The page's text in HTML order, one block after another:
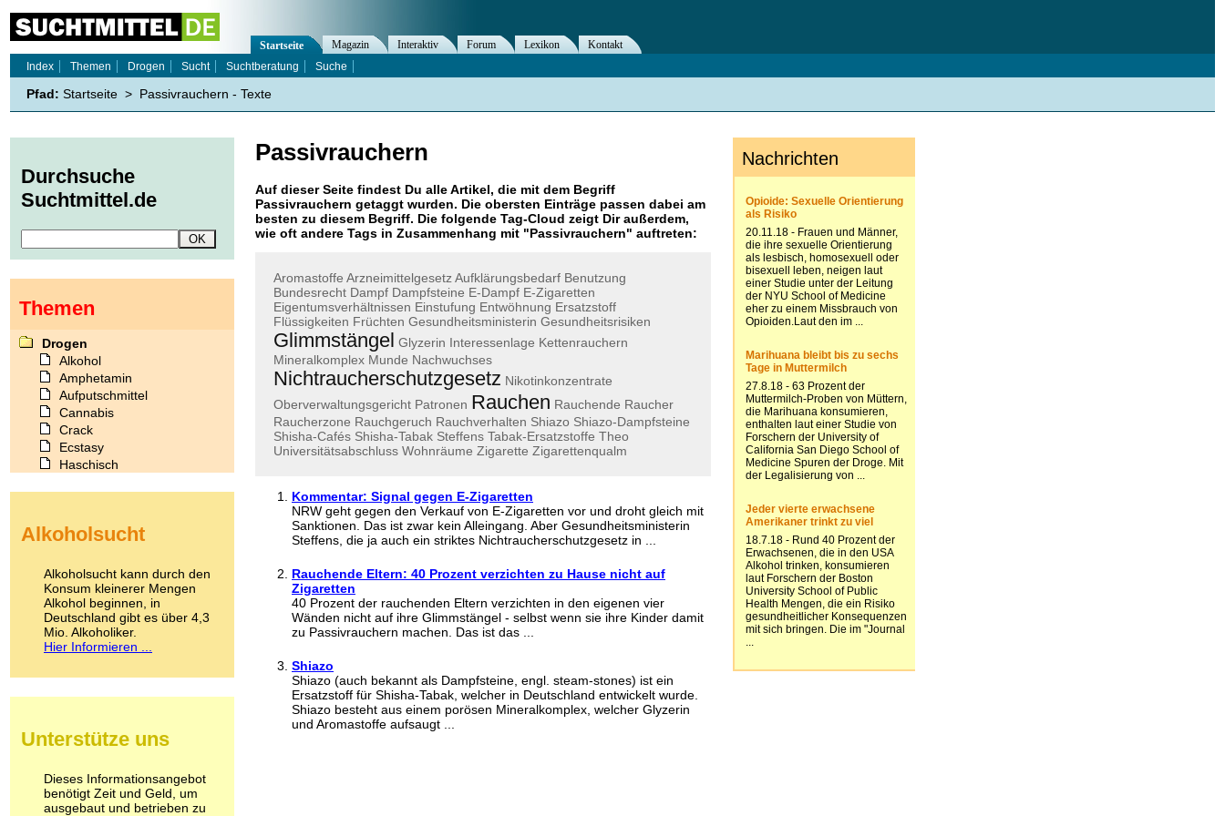
Passivrauchern
Auf dieser Seite findest Du alle Artikel, die mit dem Begriff
Passivrauchern getaggt wurden. Die obersten Einträge passen dabei am
besten zu diesem Begriff. Die folgende Tag-Cloud zeigt Dir außerdem,
wie oft andere Tags in Zusammenhang mit "Passivrauchern" auftreten:
Aromastoffe Arzneimittelgesetz Aufklärungsbedarf Benutzung
Bundesrecht Dampf Dampfsteine E-Dampf E-Zigaretten
Eigentumsverhältnissen Einstufung Entwöhnung Ersatzstoff
Flüssigkeiten Früchten Gesundheitsministerin Gesundheitsrisiken
Glimmstängel Glyzerin Interessenlage Kettenrauchern
Mineralkomplex Munde Nachwuchses
Nichtraucherschutzgesetz Nikotinkonzentrate
Oberverwaltungsgericht Patronen Rauchen Rauchende Raucher
Raucherzone Rauchgeruch Rauchverhalten Shiazo Shiazo-Dampfsteine
Shisha-Cafés Shisha-Tabak Steffens Tabak-Ersatzstoffe Theo
Universitätsabschluss Wohnräume Zigarette Zigarettenqualm
Kommentar: Signal gegen E-Zigaretten
NRW geht gegen den Verkauf von E-Zigaretten vor und droht gleich mit
Sanktionen. Das ist zwar kein Alleingang. Aber Gesundheitsministerin
Steffens, die ja auch ein striktes Nichtraucherschutzgesetz in ...
Rauchende Eltern: 40 Prozent verzichten zu Hause nicht auf
Zigaretten
40 Prozent der rauchenden Eltern verzichten in den eigenen vier
Wänden nicht auf ihre Glimmstängel - selbst wenn sie ihre Kinder damit
zu Passivrauchern machen. Das ist das ...
Shiazo
Shiazo (auch bekannt als Dampfsteine, engl. steam-stones) ist ein
Ersatzstoff für Shisha-Tabak, welcher in Deutschland entwickelt wurde.
Shiazo besteht aus einem porösen Mineralkomplex, welcher Glyzerin
und Aromastoffe aufsaugt ...
Startseite Magazin Interaktiv Forum Lexikon
Kontakt
Index
Themen Drogen Sucht Suchtberatung Suche
Pfad: Startseite > Passivrauchern - Texte
Durchsuche
Suchtmittel.de
Themen
Drogen
Alkohol
Amphetamin
Aufputschmittel
Cannabis
Crack
Ecstasy
Haschisch
Kokain
LSD
Marihuana
Medikamente
Meskalin
Metamphetamin
Methadon
Pilze
Psychopharmaka
Schlafmittel
Schmerzmittel
Alkoholsucht
Alkoholsucht kann durch den
Konsum kleinerer Mengen
Alkohol beginnen, in
Deutschland gibt es über 4,3
Mio. Alkoholiker.
Hier Informieren ...
Unterstütze uns
Dieses Informationsangebot
benötigt Zeit und Geld, um
ausgebaut und betrieben zu